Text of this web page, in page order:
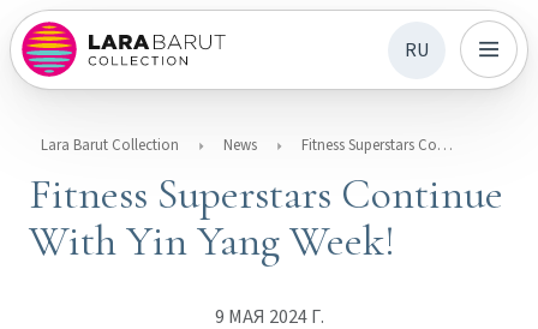
RU
Lara Barut Collection News Fitness Superstars Continue With Yin Yang Week!
Fitness Superstars Continue
With Yin Yang Week!
9 МАЯ 2024 Г.